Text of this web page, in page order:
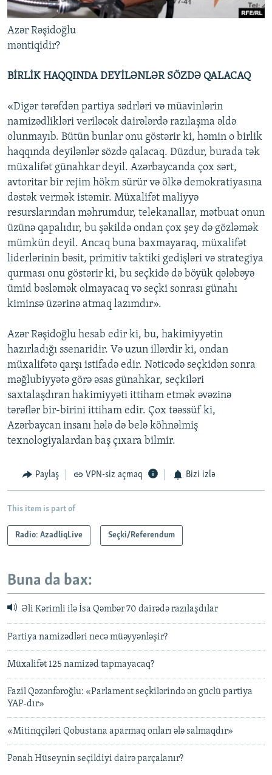
Azər Rəşidoğlu
məntiqidir?
BİRLİK HAQQINDA DEYİLƏNLƏR SÖZDƏ QALACAQ
«Digər tərəfdən partiya sədrləri və müavinlərin
namizədlikləri veriləcək dairələrdə razılaşma əldə
olunmayıb. Bütün bunlar onu göstərir ki, həmin o birlik
haqqında deyilənlər sözdə qalacaq. Düzdur, burada tək
müxalifət günahkar deyil. Azərbaycanda çox sərt,
avtoritar bir rejim hökm sürür və ölkə demokratiyasına
dəstək vermək istəmir. Müxalifət maliyyə
resurslarından məhrumdur, telekanallar, mətbuat onun
üzünə qapalıdır, bu şəkildə ondan çox şey də gözləmək
mümkün deyil. Ancaq buna baxmayaraq, müxalifət
liderlərinin bəsit, primitiv taktiki gedişləri və strategiya
qurması onu göstərir ki, bu seçkidə də böyük qələbəyə
ümid bəsləmək olmayacaq və seçki sonrası günahı
kiminsə üzərinə atmaq lazımdır».
Azər Rəşidoğlu hesab edir ki, bu, hakimiyyətin
hazırladığı ssenaridir. Və uzun illərdir ki, ondan
müxalifətə qarşı istifadə edir. Nəticədə seçkidən sonra
məğlubiyyətə görə əsas günahkar, seçkiləri
saxtalaşdıran hakimiyyəti ittiham etmək əvəzinə
tərəflər bir-birini ittiham edir. Çox təəssüf ki,
Azərbaycan insanı hələ də belə köhnəlmiş
texnologiyalardan baş çıxara bilmir.
Paylaş VPN-siz açmaq Bizi izlə
This item is part of
Radio: AzadliqLive Seçki/Referendum
Buna da bax:
Əli Kərimli ilə İsa Qəmbər 70 dairədə razılaşdılar
Partiya namizədləri necə müəyyənləşir?
Müxalifət 125 namizəd tapmayacaq?
Fazil Qəzənfəroğlu: «Parlament seçkilərində ən güclü partiya
YAP-dır»
«Mitinqçiləri Qobustana aparmaq onları ələ salmaqdır»
Pənah Hüseynin seçildiyi dairə parçalanır?